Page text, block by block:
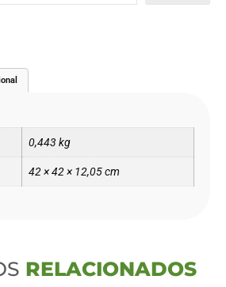
0,443 kg
42 × 42 × 12,05 cm
RELACIONADOS